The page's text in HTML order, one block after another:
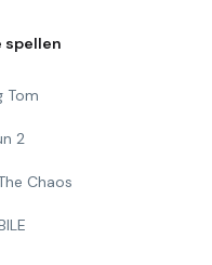
spellen
Tom
2
Chaos